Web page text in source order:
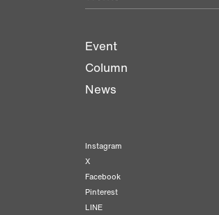
Event
Column
News
Instagram
X
Facebook
Pinterest
LINE